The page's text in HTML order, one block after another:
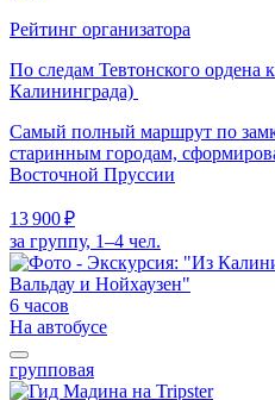
Рейтинг организатора
По следам Тевтонского ордена
Калининграда)
Самый полный маршрут по
старинным городам,
Восточной Пруссии
13 900 ₽
за группу, 1–4 чел.
6 часов
На автобусе
групповая